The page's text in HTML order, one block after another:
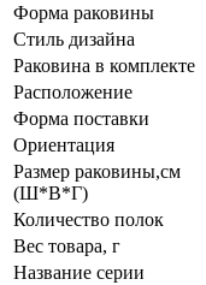
Форма раковины
Стиль дизайна
Раковина в комплекте
Расположение
Форма поставки
Ориентация
Размер раковины,см
(Ш*В*Г)
Количество полок
Вес товара, г
Название серии